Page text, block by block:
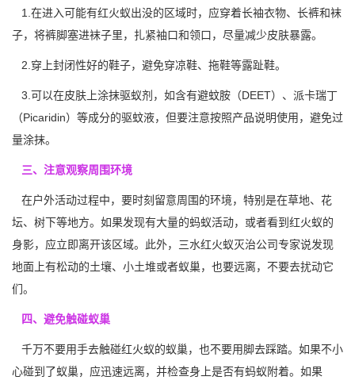
1.在进入可能有红火蚁出没的区域时，应穿着长袖衣物、长裤和袜
子，将裤脚塞进袜子里，扎紧袖口和领口，尽量减少皮肤暴露。
2.穿上封闭性好的鞋子，避免穿凉鞋、拖鞋等露趾鞋。
3.可以在皮肤上涂抹驱蚁剂，如含有避蚊胺（DEET）、派卡瑞丁
（Picaridin）等成分的驱蚊液，但要注意按照产品说明使用 ，避免过
量涂抹。
三、注意观察周围环境
在户外活动过程中，要时刻留意周围的环境，特别是在草地、花
坛、树下等地方。如果发现有大量的蚂蚁活动，或者看到红火蚁的
身影，应立即离开该区域。此外，三水红火蚁灭治公司专家说发现
地面上有松动的土壤、小土堆或者蚁巢，也要远离，不要去扰动它
们。
四、避免触碰蚁巢
千万不要用手去触碰红火蚁的蚁巢，也不要用脚去踩踏。如果不小
心碰到了蚁巢，应迅速远离，并检查身上是否有蚂蚁附着。如果